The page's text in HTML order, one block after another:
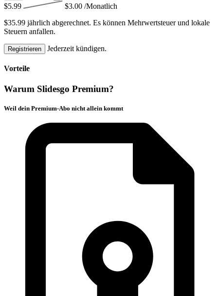
$5.99 $3.00 /Monatlich
$35.99 jährlich abgerechnet. Es können Mehrwertsteuer und lokale
Steuern anfallen.
Registrieren Jederzeit kündigen.
Vorteile
Warum Slidesgo Premium?
Weil dein Premium-Abo nicht allein kommt